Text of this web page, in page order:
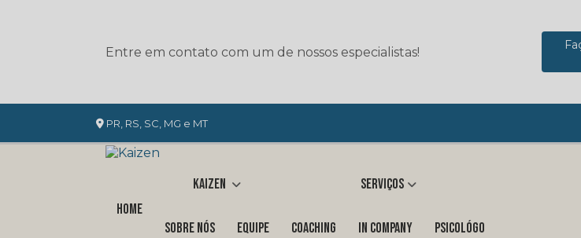
Entre em contato com um de nossos especialistas!
PR, RS, SC, MG e MT
Home
Kaizen
Sobre nós Equipe
Serviços
Coaching in company Psicológo